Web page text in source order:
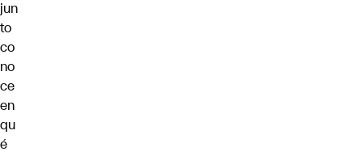
jun
to
co
no
ce
en
qu
é